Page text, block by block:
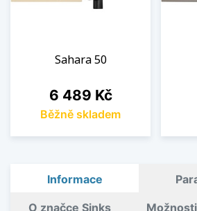
Sahara 50
Cena
6 489 Kč
Běžně skladem
Informace
O značce Sinks